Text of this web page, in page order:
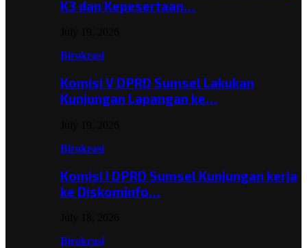
K3 dan Kepesertaan…
Birokrasi
Komisi V DPRD Sumsel Lakukan
Kunjungan Lapangan ke…
Birokrasi
Komisi I DPRD Sumsel Kunjungan kerja
ke Diskominfo…
Birokrasi